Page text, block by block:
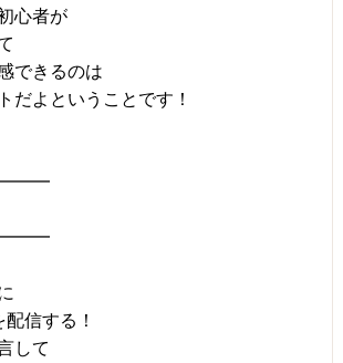
心者が
できるのは
だよということです！
信する！
して